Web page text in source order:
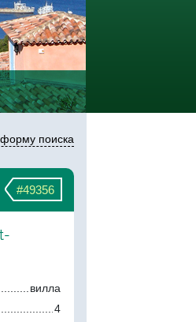
форму поиска
#49356
вилла
4